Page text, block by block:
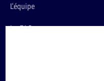
L'équipe
La FAQ